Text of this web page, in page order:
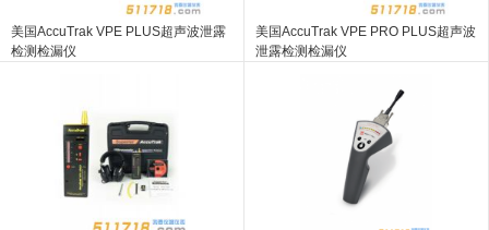
美国AccuTrak VPE PLUS超声波泄露
检测检漏仪
美国AccuTrak VPE PRO PLUS超声波
泄露检测检漏仪